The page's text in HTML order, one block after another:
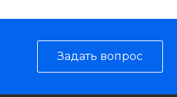
Задать вопрос